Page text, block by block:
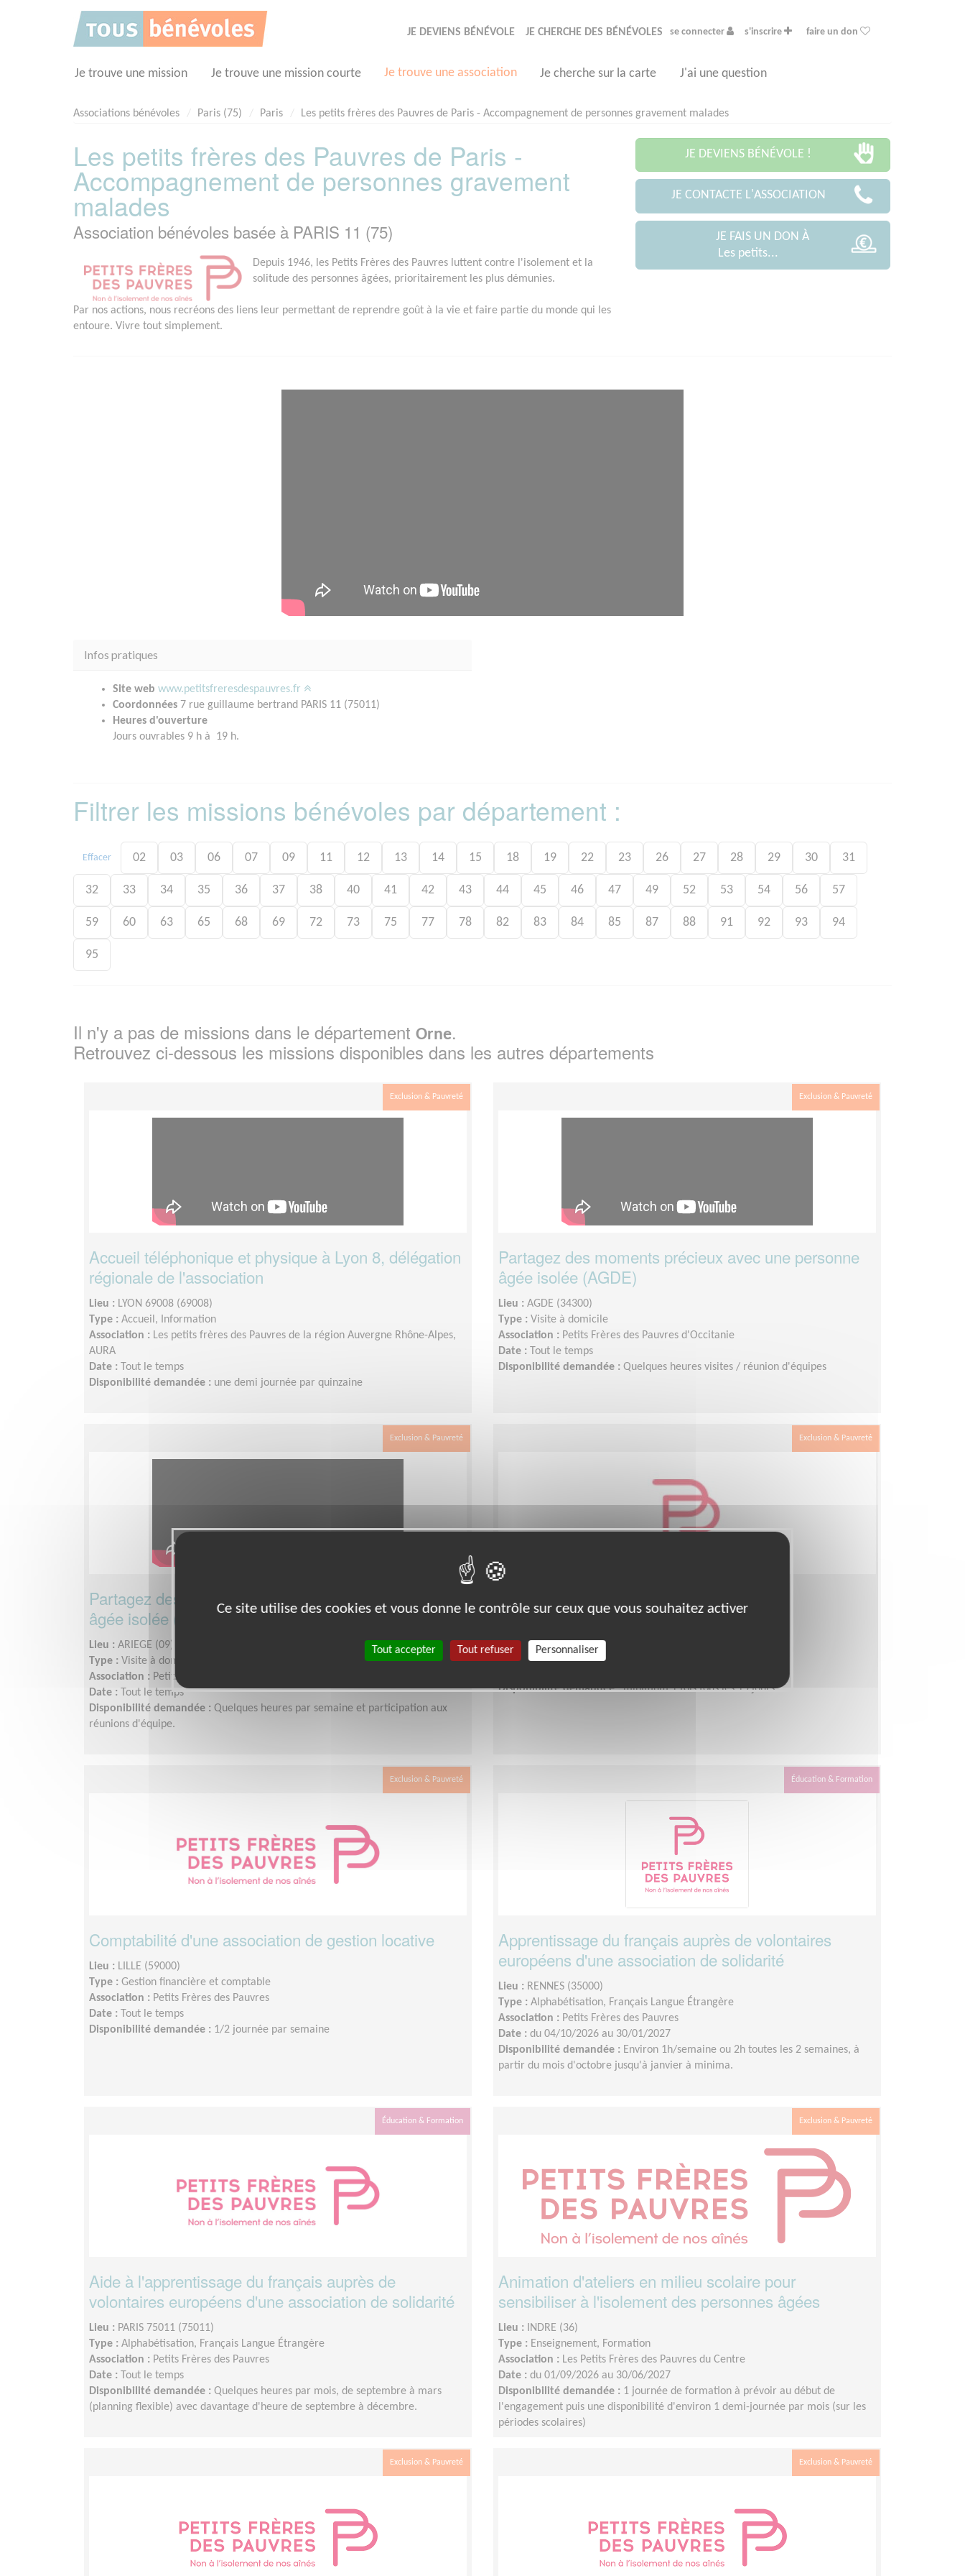
JE DEVIENS BÉNÉVOLE JE CHERCHE DES BÉNÉVOLES se connecter s'inscrire faire un don
Je trouve une mission Je trouve une mission courte Je trouve une association Je cherche sur la carte J'ai une question
Associations bénévoles Paris (75) Paris Les petits frères des Pauvres de Paris - Accompagnement de personnes gravement malades
Les petits frères des Pauvres de Paris -
Accompagnement de personnes gravement
malades
Association bénévoles basée à PARIS 11 (75)
Depuis 1946, les Petits Frères des Pauvres luttent contre l'isolement et la
solitude des personnes âgées, prioritairement les plus démunies.
Par nos actions, nous recréons des liens leur permettant de reprendre goût à la vie et faire partie du monde qui les
entoure. Vivre tout simplement.
JE DEVIENS BÉNÉVOLE !
JE CONTACTE L'ASSOCIATION
JE FAIS UN DON À
Les petits...
Infos pratiques
Site web www.petitsfreresdespauvres.fr
Coordonnées 7 rue guillaume bertrand PARIS 11 (75011)
Heures d'ouverture
Jours ouvrables 9 h à 19 h.
Filtrer les missions bénévoles par département :
Effacer 02 03 06 07 09 11 12 13 14 15 18 19 22 23 26 27 28 29 30 31
32 33 34 35 36 37 38 40 41 42 43 44 45 46 47 49 52 53 54 56 57
59 60 63 65 68 69 72 73 75 77 78 82 83 84 85 87 88 91 92 93 94
95
Il n'y a pas de missions dans le département Orne.
Retrouvez ci-dessous les missions disponibles dans les autres départements
Exclusion & Pauvreté
Accueil téléphonique et physique à Lyon 8, délégation
régionale de l'association
Lieu : LYON 69008 (69008)
Type : Accueil, Information
Association : Les petits frères des Pauvres de la région Auvergne Rhône-Alpes,
AURA
Date :
Tout le temps
Disponibilité demandée : une demi journée par quinzaine
Exclusion & Pauvreté
Partagez des moments précieux avec une personne
âgée isolée (AGDE)
Lieu : AGDE (34300)
Type : Visite à domicile
Association : Petits Frères des Pauvres d'Occitanie
Date :
Tout le temps
Disponibilité demandée : Quelques heures visites / réunion d'équipes
Exclusion & Pauvreté
Partagez des moments précieux avec une personne
âgée isolée (PAMIERS)
Lieu : ARIEGE (09)
Type : Visite à domicile
Association : Petits Frères des Pauvres d'Occitanie
Date :
Tout le temps
Disponibilité demandée : Quelques heures par semaine et participation aux
réunions d'équipe.
Exclusion & Pauvreté
Visiter des détenus à l'hôpital de Fresnes
Type :Visites en établissement
Association :Petits Frères des Pauvres de Paris
Disponibilité demandée :minimum 1 fois tous les 15 jours
Exclusion & Pauvreté
Comptabilité d'une association de gestion locative
Lieu : LILLE (59000)
Type : Gestion financière et comptable
Association : Petits Frères des Pauvres
Date :
Tout le temps
Disponibilité demandée : 1/2 journée par semaine
Éducation & Formation
Apprentissage du français auprès de volontaires
européens d'une association de solidarité
Lieu : RENNES (35000)
Type : Alphabétisation, Français Langue Étrangère
Association : Petits Frères des Pauvres
Date : du 04/10/2026 au 30/01/2027
Disponibilité demandée : Environ 1h/semaine ou 2h toutes les 2 semaines, à
partir du mois d'octobre jusqu'à janvier à minima.
Éducation & Formation
Aide à l'apprentissage du français auprès de
volontaires européens d'une association de solidarité
Lieu : PARIS 75011 (75011)
Type : Alphabétisation, Français Langue Étrangère
Association : Petits Frères des Pauvres
Date :
Tout le temps
Disponibilité demandée : Quelques heures par mois, de septembre à mars
(planning flexible) avec davantage d'heure de septembre à décembre.
Exclusion & Pauvreté
Animation d'ateliers en milieu scolaire pour
sensibiliser à l'isolement des personnes âgées
Lieu :
INDRE (36)
Type : Enseignement, Formation
Association : Les Petits Frères des Pauvres du Centre
Date : du 01/09/2026 au 30/06/2027
Disponibilité demandée : 1 journée de formation à prévoir au début de
l'engagement puis une disponibilité d'environ 1 demi-journée par mois (sur les
périodes scolaires)
Exclusion & Pauvreté Exclusion & Pauvreté
Ce site utilise des cookies et vous donne le contrôle sur ceux que vous souhaitez activer
Tout accepter Tout refuser Personnaliser